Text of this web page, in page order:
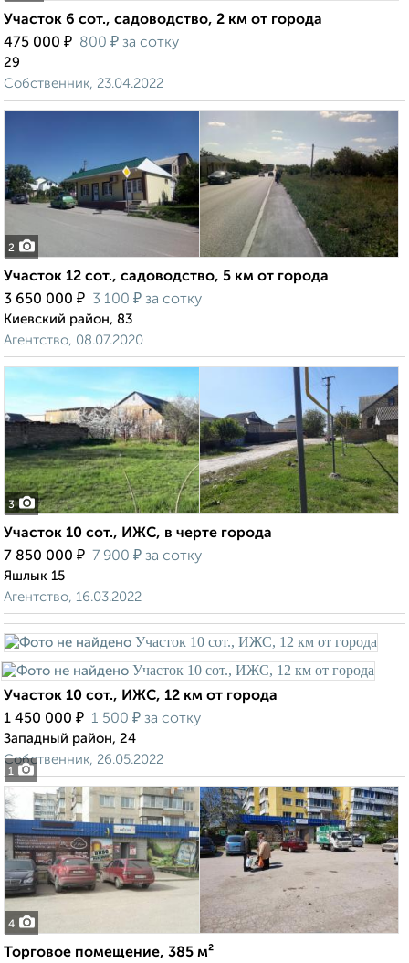
Участок 6 сот., садоводство, 2 км от города
475 000 ₽ 800 ₽ за сотку
29
Собственник, 23.04.2022
2
Участок 12 сот., садоводство, 5 км от города
3 650 000 ₽ 3 100 ₽ за сотку
Киевский район, 83
Агентство, 08.07.2020
3
Участок 10 сот., ИЖС, в черте города
7 850 000 ₽ 7 900 ₽ за сотку
Яшлык 15
Агентство, 16.03.2022
1
Участок 10 сот., ИЖС, 12 км от города
1 450 000 ₽ 1 500 ₽ за сотку
Западный район, 24
Собственник, 26.05.2022
4
Торговое помещение, 385 м²